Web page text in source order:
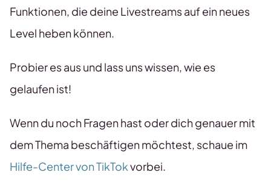
Funktionen, die deine Livestreams auf ein neues
Level heben können.
Probier es aus und lass uns wissen, wie es
gelaufen ist!
Wenn du noch Fragen hast oder dich genauer mit
dem Thema beschäftigen möchtest, schaue im
Hilfe-Center von TikTokvorbei.